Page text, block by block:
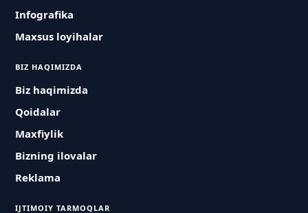
Infografika
Maxsus loyihalar
BIZ HAQIMIZDA
Biz haqimizda
Qoidalar
Maxfiylik
Bizning ilovalar
Reklama
IJTIMOIY TARMOQLAR